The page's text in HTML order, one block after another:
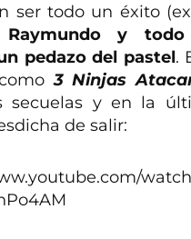
ser todo un éxito
Raymundo y
pedazo del pastel.
3 Ninjas
secuelas y en la
de salir: